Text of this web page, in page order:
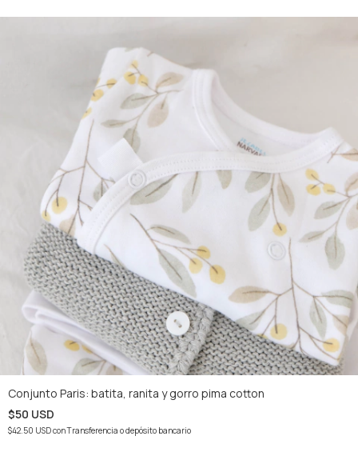
Conjunto Paris: batita, ranita y gorro pima cotton
$50 USD
$42.50 USDconTransferencia o depósito bancario